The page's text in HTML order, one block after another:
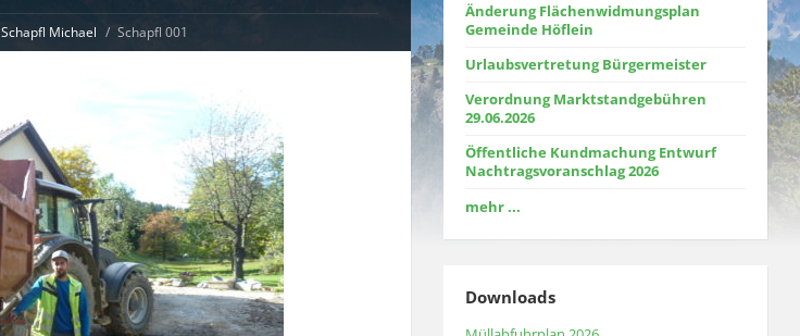
Schapfl Michael Schapfl 001
Änderung Flächenwidmungsplan
Gemeinde Höflein
Urlaubsvertretung Bürgermeister
Verordnung Marktstandgebühren
29.06.2026
Öffentliche Kundmachung Entwurf
Nachtragsvoranschlag 2026
mehr ...
Downloads